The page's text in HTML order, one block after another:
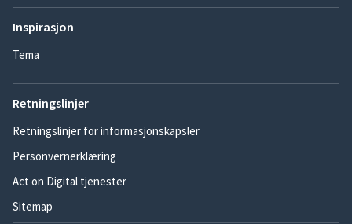
Inspirasjon
Tema
Retningslinjer
Retningslinjer for informasjonskapsler
Personvernerklæring
Act on Digital tjenester
Sitemap